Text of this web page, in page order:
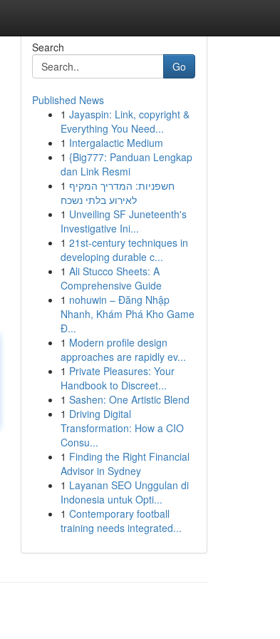
Search
Go
Published News
1 Jayaspin: Link, copyright &
Everything You Need...
1 Intergalactic Medium
1 {Big777: Panduan Lengkap
dan Link Resmi
1 חשפניות: המדריך המקיף
לאירוע בלתי נשכח
1 Unveiling SF Juneteenth's
Investigative Ini...
1 21st-century techniques in
developing durable c...
1 Ali Stucco Sheets: A
Comprehensive Guide
1 nohuwin – Đăng Nhập
Nhanh, Khám Phá Kho Game
Đ...
1 Modern profile design
approaches are rapidly ev...
1 Private Pleasures: Your
Handbook to Discreet...
1 Sashen: One Artistic Blend
1 Driving Digital
Transformation: How a CIO
Consu...
1 Finding the Right Financial
Advisor in Sydney
1 Layanan SEO Unggulan di
Indonesia untuk Opti...
1 Contemporary football
training needs integrated...